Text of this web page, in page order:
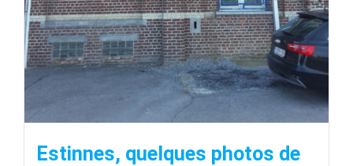
Estinnes, quelques photos de